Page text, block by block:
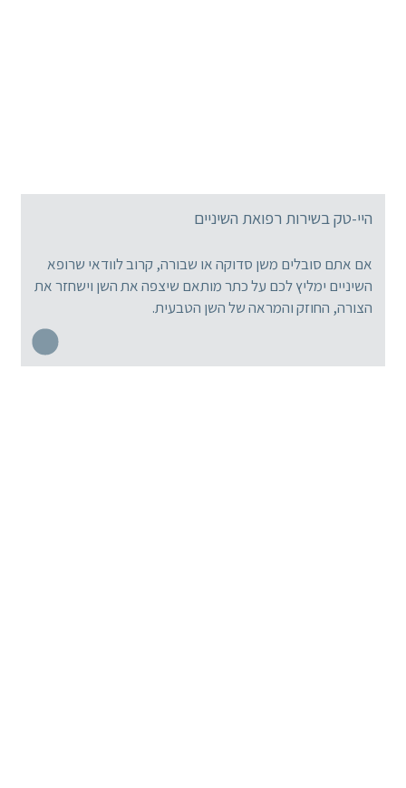
היי-טק בשירות רפואת השיניים
אם אתם סובלים משן סדוקה או שבורה, קרוב לוודאי שרופא
השיניים ימליץ לכם על כתר מותאם שיצפה את השן וישחזר את
הצורה, החוזק והמראה של השן הטבעית.